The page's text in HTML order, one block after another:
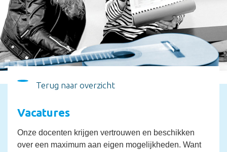
Terug naar overzicht
Vacatures
Onze docenten krijgen vertrouwen en beschikken
over een maximum aan eigen mogelijkheden. Want